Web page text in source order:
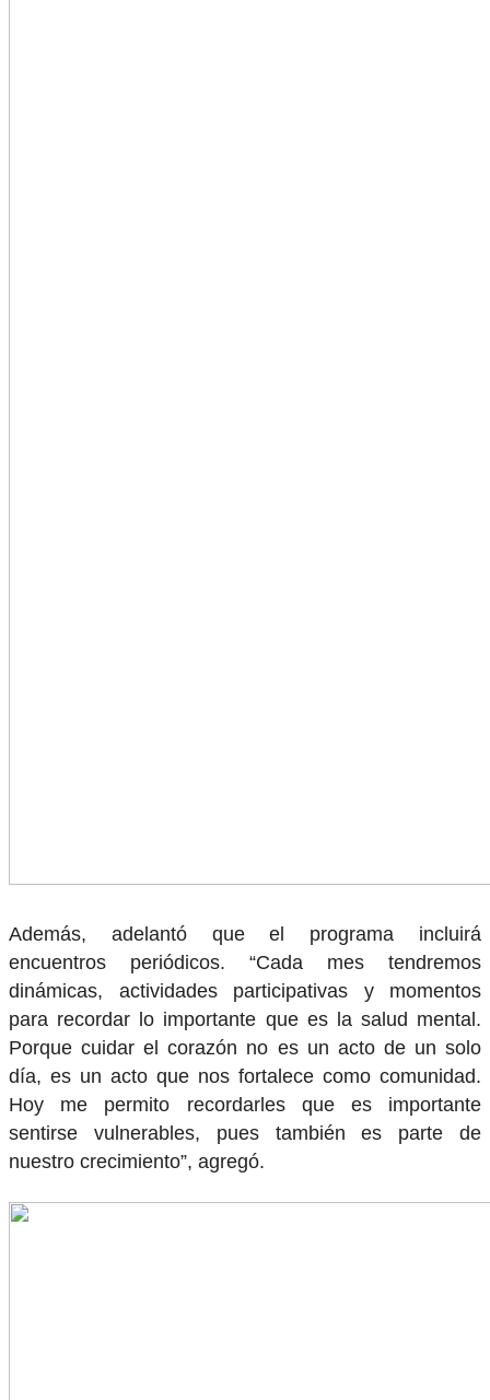
Además, adelantó que el programa incluirá
encuentros periódicos. “Cada mes tendremos
dinámicas, actividades participativas y momentos
para recordar lo importante que es la salud mental.
Porque cuidar el corazón no es un acto de un solo
día, es un acto que nos fortalece como comunidad.
Hoy me permito recordarles que es importante
sentirse vulnerables, pues también es parte de
nuestro crecimiento”, agregó.